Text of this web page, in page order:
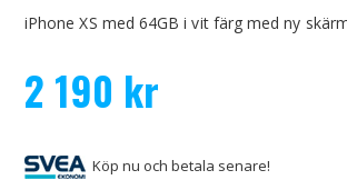
iPhone XS med 64GB i vit färg med ny
2 190 kr
Köp nu och betala senare!